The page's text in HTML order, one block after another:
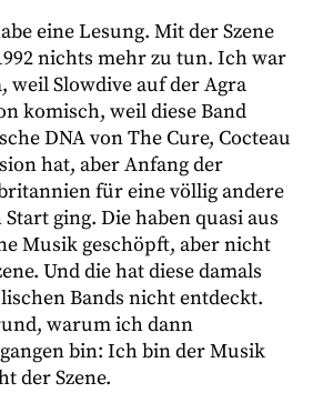
eine Lesung. Mit der Szene
nichts mehr zu tun. Ich war
weil Slowdive auf der Agra
komisch, weil diese Band
DNA von The Cure, Cocteau
hat, aber Anfang der
für eine völlig andere
ging. Die haben quasi aus
Musik geschöpft, aber nicht
Und die hat diese damals
Bands nicht entdeckt.
warum ich dann
bin: Ich bin der Musik
der Szene.